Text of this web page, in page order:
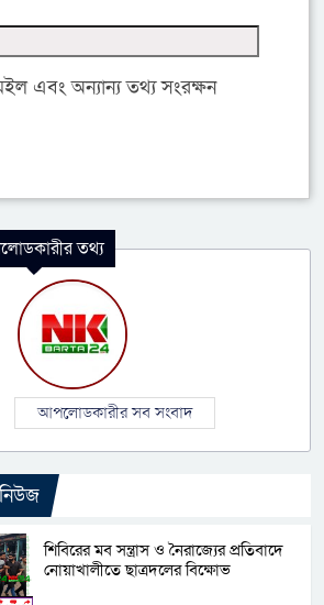
এবং অন্যান্য তথ্য সংরক্ষন
তথ্য
আপলোডকারীর সব সংবাদ
শিবিরের মব সন্ত্রাস ও নৈরাজ্যের প্রতিবাদে
নোয়াখালীতে ছাত্রদলের বিক্ষোভ